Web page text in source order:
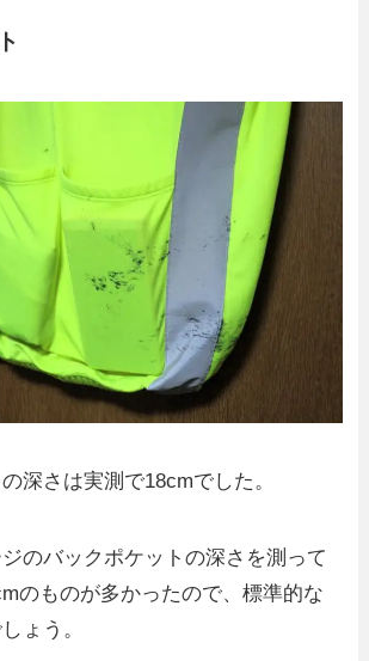
深さは実測で18cmでした。
のバックポケットの深さを測って
のものが多かったので、標準的な
ょう。